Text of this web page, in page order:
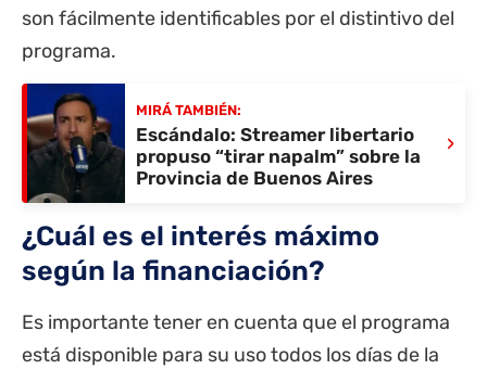
son fácilmente identificables por el distintivo del
programa.
MIRÁ TAMBIÉN:
Escándalo: Streamer libertario
propuso “tirar napalm” sobre la
Provincia de Buenos Aires
›
¿Cuál es el interés máximo
según la financiación?
Es importante tener en cuenta que el programa
está disponible para su uso todos los días de la